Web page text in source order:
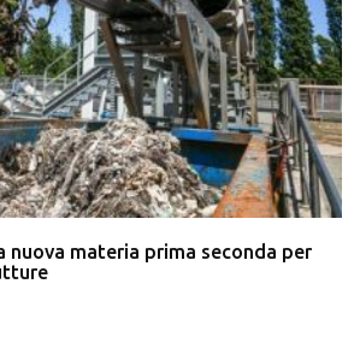
nuova materia prima seconda per